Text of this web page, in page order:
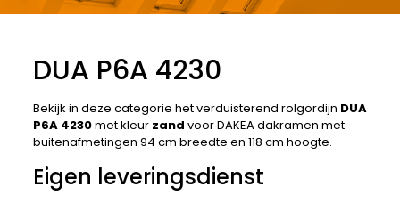
DUA P6A 4230
Bekijk in deze categorie het verduisterend rolgordijn DUA
P6A 4230met kleur zand voor DAKEA dakramen met
buitenafmetingen 94 cm breedte en 118 cm hoogte.
Eigen leveringsdienst